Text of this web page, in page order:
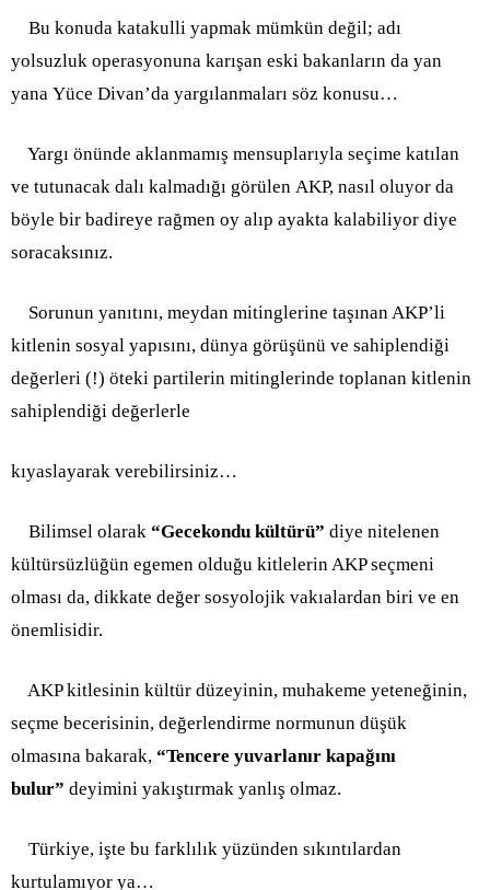
Bu konuda katakulli yapmak mümkün değil; adı
yolsuzluk operasyonuna karışan eski bakanların da yan
yana Yüce Divan’da yargılanmaları söz konusu…
Yargı önünde aklanmamış mensuplarıyla seçime katılan
ve tutunacak dalı kalmadığı görülen AKP, nasıl oluyor da
böyle bir badireye rağmen oy alıp ayakta kalabiliyor diye
soracaksınız.
Sorunun yanıtını, meydan mitinglerine taşınan AKP’li
kitlenin sosyal yapısını, dünya görüşünü ve sahiplendiği
değerleri (!) öteki partilerin mitinglerinde toplanan kitlenin
sahiplendiği değerlerle
kıyaslayarak verebilirsiniz…
Bilimsel olarak “Gecekondu kültürü” diye nitelenen
kültürsüzlüğün egemen olduğu kitlelerin AKP seçmeni
olması da, dikkate değer sosyolojik vakıalardan biri ve en
önemlisidir.
AKP kitlesinin kültür düzeyinin, muhakeme yeteneğinin,
seçme becerisinin, değerlendirme normunun düşük
olmasına bakarak, “Tencere yuvarlanır kapağını
bulur” deyimini yakıştırmak yanlış olmaz.
Türkiye, işte bu farklılık yüzünden sıkıntılardan
kurtulamıyor ya…